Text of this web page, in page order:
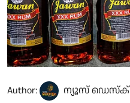
Author: ന്യൂസ് ഡെസ്ക്